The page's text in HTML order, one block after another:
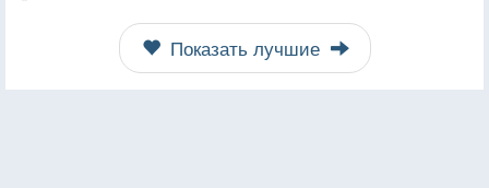
Показать лучшие